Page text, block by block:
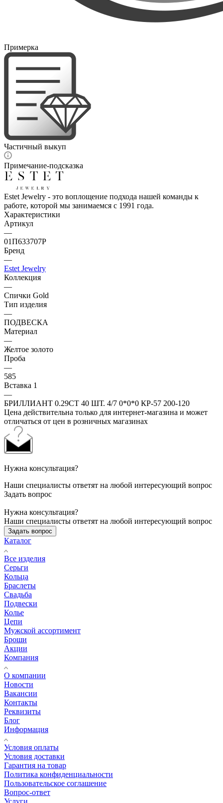
Примерка
Частичный выкуп
Примечание-подсказка
Estet Jewelry - это воплощение подхода нашей команды к
работе, которой мы занимаемся с 1991 года.
Характеристики
Артикул
—
01П633707Р
Бренд
—
Estet Jewelry
Коллекция
—
Спички Gold
Тип изделия
—
ПОДВЕСКА
Материал
—
Желтое золото
Проба
—
585
Вставка 1
—
БРИЛЛИАНТ 0.29CT 40 ШТ. 4/7 0*0*0 КР-57 200-120
Цена действительна только для интернет-магазина и может
отличаться от цен в розничных магазинах
Нужна консультация?
Наши специалисты ответят на любой интересующий вопрос
Задать вопрос
Нужна консультация?
Наши специалисты ответят на любой интересующий вопрос
Задать вопрос
Каталог
Все изделия
Серьги
Кольца
Браслеты
Свадьба
Подвески
Колье
Цепи
Мужской ассортимент
Броши
Акции
Компания
О компании
Новости
Вакансии
Контакты
Реквизиты
Блог
Информация
Условия оплаты
Условия доставки
Гарантия на товар
Политика конфиденциальности
Пользовательское соглашение
Вопрос-ответ
Услуги